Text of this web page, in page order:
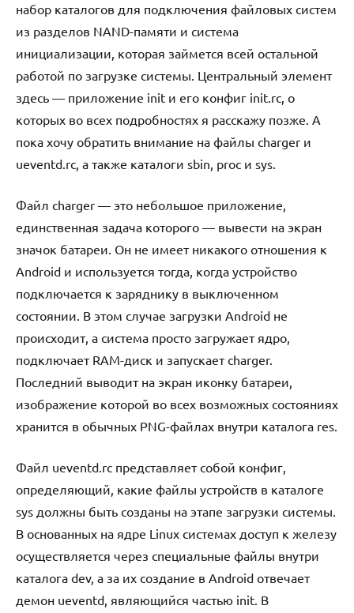
набор каталогов для подключения файловых систем
из разделов NAND-памяти и система
инициализации, которая займется всей остальной
работой по загрузке системы. Центральный элемент
здесь — приложение init и его конфиг init.rc, о
которых во всех подробностях я расскажу позже. А
пока хочу обратить внимание на файлы charger и
ueventd.rc, а также каталоги sbin, proc и sys.
Файл charger — это небольшое приложение,
единственная задача которого — вывести на экран
значок батареи. Он не имеет никакого отношения к
Android и используется тогда, когда устройство
подключается к заряднику в выключенном
состоянии. В этом случае загрузки Android не
происходит, а система просто загружает ядро,
подключает RAM-диск и запускает charger.
Последний выводит на экран иконку батареи,
изображение которой во всех возможных состояниях
хранится в обычных PNG-файлах внутри каталога res.
Файл ueventd.rc представляет собой конфиг,
определяющий, какие файлы устройств в каталоге
sys должны быть созданы на этапе загрузки системы.
В основанных на ядре Linux системах доступ к железу
осуществляется через специальные файлы внутри
каталога dev, а за их создание в Android отвечает
демон ueventd, являющийся частью init. В